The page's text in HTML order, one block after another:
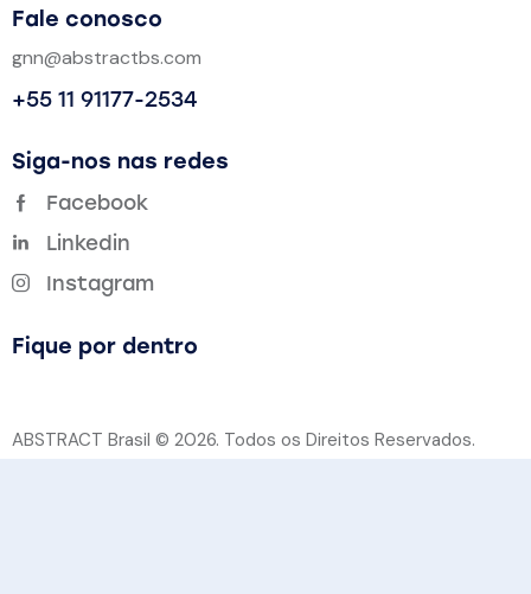
Fale conosco
gnn@abstractbs.com
+55 11 91177-2534
Siga-nos nas redes
Facebook
Linkedin
Instagram
Fique por dentro
ABSTRACT Brasil © 2026. Todos os Direitos Reservados.